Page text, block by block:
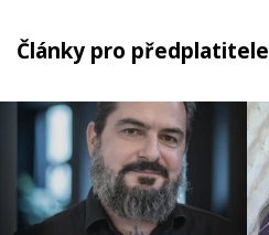
Články pro předplatitele